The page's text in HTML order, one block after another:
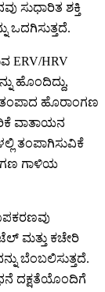
ಸುಧಾರಿತ ಶಕ್ತಿ
ಒದಗಿಸುತ್ತದೆ.
ERV/HRV
ಹೊಂದಿದ್ದು,
ಹೊರಾಂಗಣ
ವಾತಾಯನ
ತಂಪಾಗಿಸುವಿಕೆ
ಗಾಳಿಯ
ಮತ್ತು ಕಚೇರಿ
ಬೆಂಬಲಿಸುತ್ತದೆ.
ದಕ್ಷತೆಯೊಂದಿಗೆ